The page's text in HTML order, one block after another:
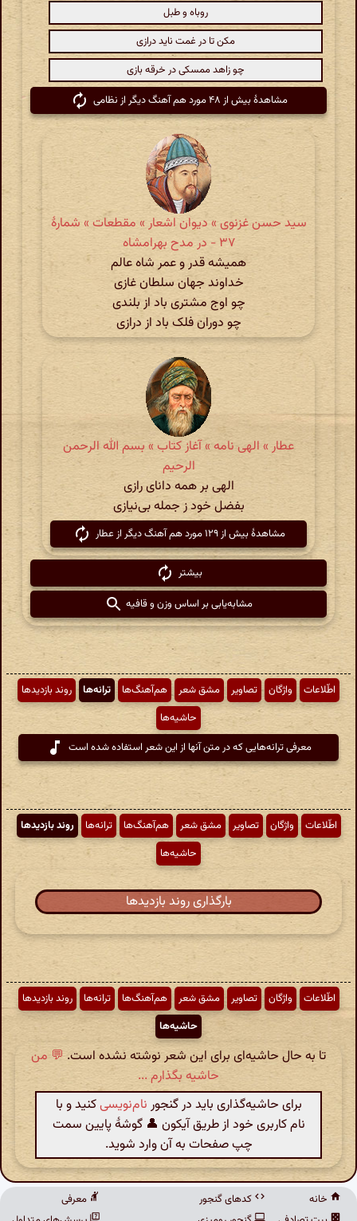
روباه و طبل
مکن تا در غمت ناید درازی
چو زاهد ممسکی در خرقه بازی
مشاهدهٔ بیش از ۴۸ مورد هم آهنگ دیگر از نظامی
سید حسن غزنوی » دیوان اشعار » مقطعات » شمارهٔ
۳۷ - در مدح بهرامشاه
همیشه قدر و عمر شاه عالم
خداوند جهان سلطان غازی
چو اوج مشتری باد از بلندی
چو دوران فلک باد از درازی
عطار » الهی نامه » آغاز کتاب » بسم الله الرحمن
الرحیم
الهی بر همه دانای رازی
بفضل خود ز جمله بی‌نیازی
مشاهدهٔ بیش از ۱۲۹ مورد هم آهنگ دیگر از عطار
بیشتر
مشابه‌یابی بر اساس وزن و قافیه
اطّلاعات واژگان تصاویر مشق شعر هم‌آهنگ‌ها ترانه‌ها
روند بازدیدها
حاشیه‌ها
معرفی ترانه‌هایی که در متن آنها از این شعر استفاده شده است
اطّلاعات واژگان تصاویر مشق شعر هم‌آهنگ‌ها ترانه‌ها
روند بازدیدها
حاشیه‌ها
بارگذاری روند بازدیدها
اطّلاعات واژگان تصاویر مشق شعر هم‌آهنگ‌ها ترانه‌ها
روند بازدیدها
حاشیه‌ها
تا به حال حاشیه‌ای برای این شعر نوشته نشده است. 💬 من
حاشیه بگذارم ...
برای حاشیه‌گذاری باید در گنجور نام‌نویسیکنید و با
نام کاربری خود از طریق آیکون 👤 گوشهٔ پایین سمت
چپ صفحات به آن وارد شوید.
خانه
کدهای گنجور
معرفی